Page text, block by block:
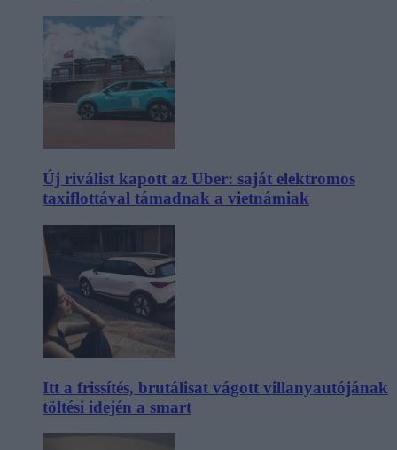
Új riválist kapott az Uber: saját elektromos
taxiflottával támadnak a vietnámiak
Itt a frissítés, brutálisat vágott villanyautójának
töltési idején a smart